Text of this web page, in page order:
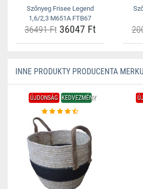
Szőnyeg Frisee Legend
1,6/2,3 M651A FTB67
36491 Ft36047 Ft
INNE PRODUKTY PRODUCENTA
ÚJDONSÁG KEDVEZMÉNY